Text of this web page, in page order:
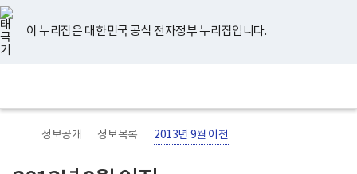
너
비
767px
이
하
이 누리집은 대한민국 공식 전자정부 누리집입니다.
지
검
메
홈
정보공개 정보목록 2013년 9월 이전
유
튜
브
페
이
스
북
인
스
타
그
램
블
로
그